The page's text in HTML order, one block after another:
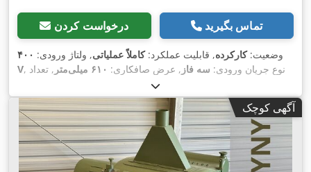
درخواست کردن تماس بگیرید
وضعیت:کارکرده, قابلیت عملکرد:کاملاً عملیاتی, ولتاژ ورودی: ۴۰۰
V
, نوع جریان ورودی: سه فاز , عرض صافکاری: ۶۱۰ میلی‌متر
, تعداد
۱۵۰ میلی‌متر
ارتفاع رنده‌کاری:۱۹۰ میلی‌متر ,
آگهی کوچک